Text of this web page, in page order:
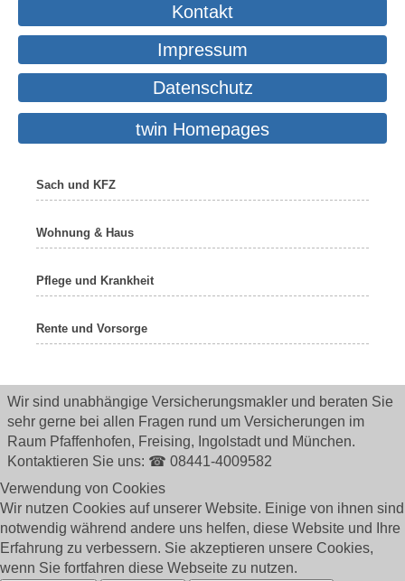
Kontakt
Impressum
Datenschutz
twin Homepages
Sach und KFZ
Wohnung & Haus
Pflege und Krankheit
Rente und Vorsorge
Wir sind unabhängige Versicherungsmakler und beraten Sie
sehr gerne bei allen Fragen rund um Versicherungen im
Raum Pfaffenhofen, Freising, Ingolstadt und München.
Kontaktieren Sie uns: ☎ 08441-4009582
Verwendung von Cookies
Wir nutzen Cookies auf unserer Website. Einige von ihnen sind
notwendig während andere uns helfen, diese Website und Ihre
Erfahrung zu verbessern. Sie akzeptieren unsere Cookies,
wenn Sie fortfahren diese Webseite zu nutzen.